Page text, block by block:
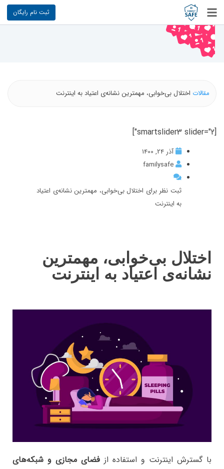
ثبت نام رایگان
مقالات اختلال بی‌خوابی، مهمترین نشانه‌ی اعتیاد به اینترنت
[smartslider3 slider="2"]
آذر 24, 1400
familysafe
ثبت نظر برای اختلال بی‌خوابی، مهمترین نشانه‌ی اعتیاد
به اینترنت
اختلال بی‌خوابی، مهمترین
نشانه‌ی اعتیاد به اینترنت
با گسترش اینترنت و استفاده از فضای مجازی و شبکه‌های